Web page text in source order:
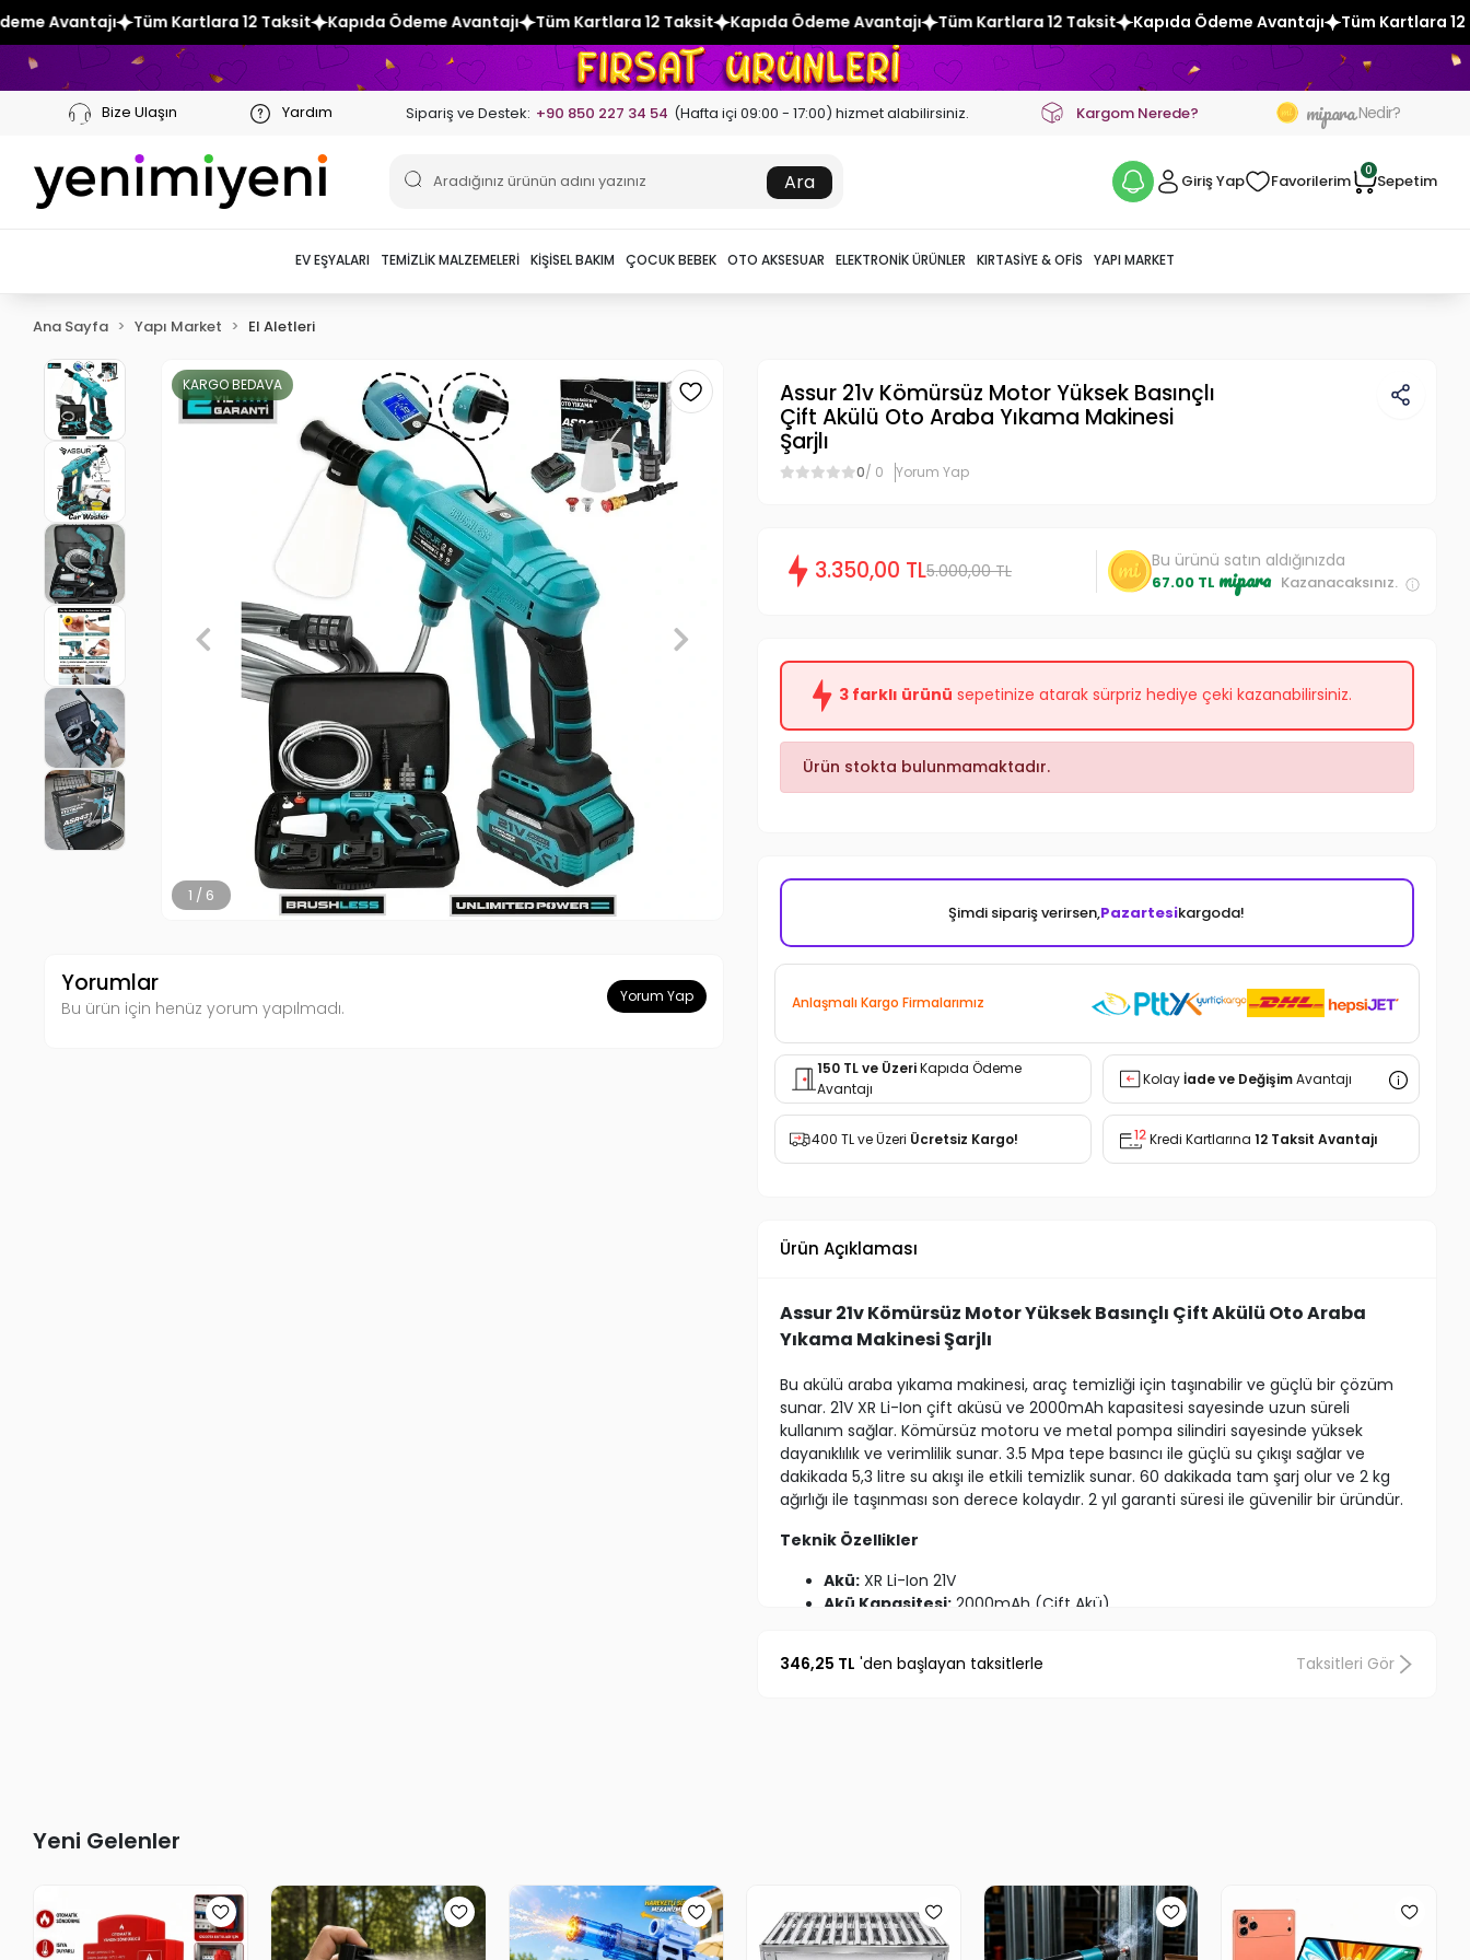
12 Taksit Kapıda Ödeme Avantajı Tüm Kartlara 12 Taksit Kapıda Ödeme Avantajı Tüm Kartlara 12 Taksit Kapıda Ödeme Avantajı Tüm Kartlara 12 Taksit Kapıda
Bize Ulaşın Yardım Sipariş ve Destek: +90 850 227 34 54 (Hafta içi 09:00 - 17:00) hizmet alabilirsiniz. Kargom Nerede? mipara Nedir?
Ara Giriş Yap Favorilerim
0
Sepetim
EV EŞYALARI TEMIZLIK MALZEMELERI KIŞISEL BAKIM ÇOCUK BEBEK OTO AKSESUAR ELEKTRONIK ÜRÜNLER KIRTASIYE & OFIS YAPI MARKET
Ana Sayfa Yapı Market El Aletleri
2 / 6
KARGO BEDAVA
Yorumlar
Bu ürün için henüz yorum yapılmadı.
Yorum Yap
Assur 21v Kömürsüz Motor Yüksek Basınçlı
Çift Akülü Oto Araba Yıkama Makinesi
Şarjlı
0/ 0 Yorum Yap
3.350,00 TL5.000,00 TL Bu ürünü satın aldığınızda
67.00 TL mipara Kazanacaksınız.
3 farklı ürünü sepetinize atarak sürpriz hediye çeki kazanabilirsiniz.
Ürün stokta bulunmamaktadır.
Şimdi sipariş verirsen,Pazartesikargoda!
Anlaşmalı Kargo Firmalarımız
150 TL ve ÜzeriKapıda Ödeme
Avantajı
Kolayİade ve DeğişimAvantajı
400 TL ve Üzeri Ücretsiz Kargo! Kredi Kartlarına 12 Taksit Avantajı
Ürün Açıklaması
Assur 21v Kömürsüz Motor Yüksek Basınçlı Çift Akülü Oto Araba
Yıkama Makinesi Şarjlı
Bu akülü araba yıkama makinesi, araç temizliği için taşınabilir ve güçlü bir çözüm
sunar. 21V XR Li-Ion çift aküsü ve 2000mAh kapasitesi sayesinde uzun süreli
kullanım sağlar. Kömürsüz motoru ve metal pompa silindiri sayesinde yüksek
dayanıklılık ve verimlilik sunar. 3.5 Mpa tepe basıncı ile güçlü su çıkışı sağlar ve
dakikada 5,3 litre su akışı ile etkili temizlik sunar. 60 dakikada tam şarj olur ve 2 kg
ağırlığı ile taşınması son derece kolaydır. 2 yıl garanti süresi ile güvenilir bir üründür.
Teknik Özellikler
Akü:XR Li-Ion 21V
Akü Kapasitesi:2000mAh (Çift Akü)
Şanzıman:Metal Pompa Silindir
Bahçe mobilyaları temizliği
Balkon ve teras yıkama
346,25 TL 'den başlayan taksitlerle Taksitleri Gör
Yeni Gelenler